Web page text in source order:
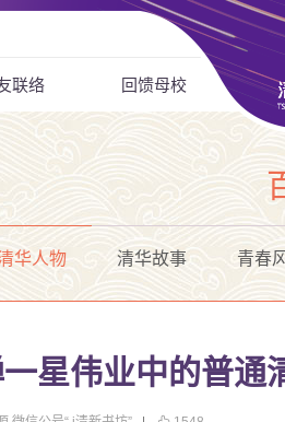
联络 回馈母校
华人物 清华故事 青春
一星伟业中的普